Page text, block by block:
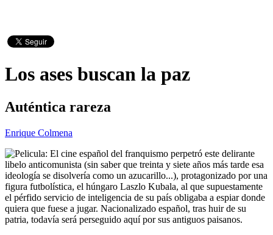
Los ases buscan la paz
Auténtica rareza
Enrique Colmena
El cine español del franquismo perpetró este delirante
libelo anticomunista (sin saber que treinta y siete años más tarde esa
ideología se disolvería como un azucarillo...), protagonizado por una
figura futbolística, el húngaro Laszlo Kubala, al que supuestamente
el pérfido servicio de inteligencia de su país obligaba a espiar donde
quiera que fuese a jugar. Nacionalizado español, tras huir de su
patria, todavía será perseguido aquí por sus antiguos paisanos.